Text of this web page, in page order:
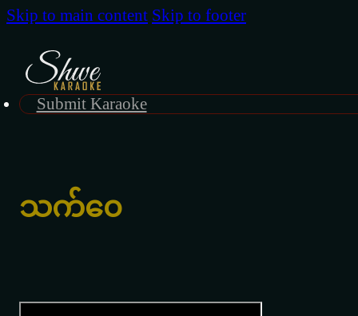
Skip to main content Skip to footer
Submit Karaoke
သက်၀ေ